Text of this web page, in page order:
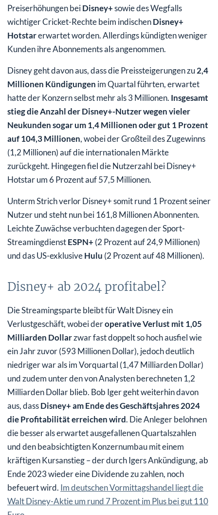
Preiserhöhungen beiDisney+sowie des Wegfalls
wichtiger Cricket-Rechte beim indischenDisney+
Hotstarerwartet worden. Allerdings kündigten weniger
Kunden ihre Abonnements als angenommen.
Disney geht davon aus, dass die Preissteigerungen zu2,4
Millionen Kündigungen im Quartal führten, erwartet
hatte der Konzern selbst mehr als 3 Millionen. Insgesamt
stieg die Anzahl der Disney+-Nutzer wegen vieler
Neukunden sogar um 1,4 Millionen oder gut 1 Prozent
auf 104,3 Millionen, wobei der Großteil des Zugewinns
(1,2 Millionen) auf die internationalen Märkte
zurückgeht. Hingegen fiel die Nutzerzahl bei Disney+
Hotstar um 6 Prozent auf 57,5 Millionen.
Unterm Strich verlor Disney+ somit rund 1 Prozent seiner
Nutzer und steht nun bei 161,8 Millionen Abonnenten.
Leichte Zuwächse verbuchten dagegen der Sport-
StreamingdienstESPN+ (2 Prozent auf 24,9 Millionen)
und das US-exklusiveHulu (2 Prozent auf 48 Millionen).
Disney+ ab 2024 profitabel?
Die Streamingsparte bleibt für Walt Disney ein
Verlustgeschäft, wobei deroperative Verlust mit 1,05
Milliarden Dollarzwar fast doppelt so hoch ausfiel wie
ein Jahr zuvor (593 Millionen Dollar), jedoch deutlich
niedriger war als im Vorquartal (1,47 Milliarden Dollar)
und zudem unter den von Analysten berechneten 1,2
Milliarden Dollar blieb. Bob Iger geht weiterhin davon
aus, dassDisney+ am Ende des Geschäftsjahres 2024
die Profitabilität erreichen wird. Die Anleger belohnen
die besser als erwartet ausgefallenen Quartalszahlen
und den beabsichtigten Konzernumbau mit einem
kräftigen Kursanstieg – der durch Igers Ankündigung, ab
Ende 2023 wieder eine Dividende zu zahlen, noch
befeuert wird. Im deutschen Vormittagshandel liegt die
Walt Disney-Aktie um rund 7 Prozent im Plus bei gut 110